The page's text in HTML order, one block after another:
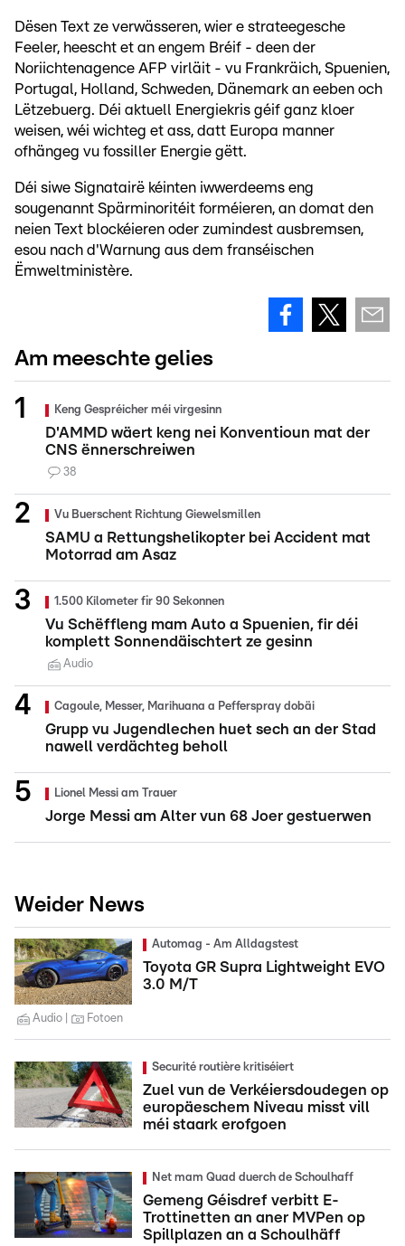
Dësen Text ze verwässeren, wier e strateegesche
Feeler, heescht et an engem Bréif - deen der
Noriichtenagence AFP virläit - vu Frankräich, Spuenien,
Portugal, Holland, Schweden, Dänemark an eeben och
Lëtzebuerg. Déi aktuell Energiekris géif ganz kloer
weisen, wéi wichteg et ass, datt Europa manner
ofhängeg vu fossiller Energie gëtt.
Déi siwe Signatairë kéinten iwwerdeems eng
sougenannt Spärminoritéit forméieren, an domat den
neien Text blockéieren oder zumindest ausbremsen,
esou nach d'Warnung aus dem franséischen
Ëmweltministère.
Am meeschte gelies
Keng Gespréicher méi virgesinn
D'AMMD wäert keng nei Konventioun mat der
CNS ënnerschreiwen
38
Vu Buerschent Richtung Giewelsmillen
SAMU a Rettungshelikopter bei Accident mat
Motorrad am Asaz
1.500 Kilometer fir 90 Sekonnen
Vu Schëffleng mam Auto a Spuenien, fir déi
komplett Sonnendäischtert ze gesinn
Audio
Cagoule, Messer, Marihuana a Pefferspray dobäi
Grupp vu Jugendlechen huet sech an der Stad
nawell verdächteg beholl
Lionel Messi am Trauer
Jorge Messi am Alter vun 68 Joer gestuerwen
Weider News
Automag - Am Alldagstest
Toyota GR Supra Lightweight EVO
3.0 M/T
Audio Fotoen
Securité routière kritiséiert
Zuel vun de Verkéiersdoudegen op
europäeschem Niveau misst vill
méi staark erofgoen
Net mam Quad duerch de Schoulhaff
Gemeng Géisdref verbitt E-
Trottinetten an aner MVPen op
Spillplazen an a Schoulhäff